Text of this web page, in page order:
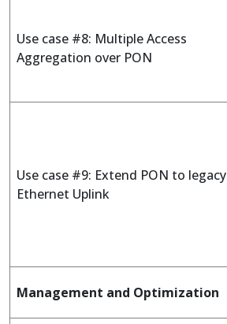
Use case #8: Multiple Access
Aggregation over PON
Use case #9: Extend PON to legacy
Ethernet Uplink
Management and Optimization